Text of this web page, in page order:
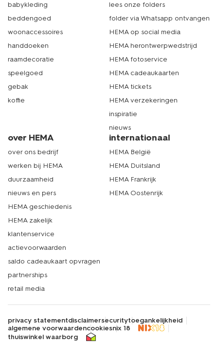
babykleding
beddengoed
woonaccessoires
handdoeken
raamdecoratie
speelgoed
gebak
koffie
lees onze folders
folder via Whatsapp ontvangen
HEMA op social media
HEMA herontwerpwedstrijd
HEMA fotoservice
HEMA cadeaukaarten
HEMA tickets
HEMA verzekeringen
inspiratie
nieuws
over HEMA
over ons bedrijf
werken bij HEMA
duurzaamheid
nieuws en pers
HEMA geschiedenis
HEMA zakelijk
klantenservice
actievoorwaarden
saldo cadeaukaart opvragen
partnerships
retail media
internationaal
HEMA België
HEMA Duitsland
HEMA Frankrijk
HEMA Oostenrijk
privacy statementdisclaimersecuritytoegankelijkheid
algemene voorwaardencookiesnix 18
thuiswinkel waarborg